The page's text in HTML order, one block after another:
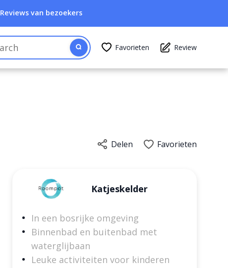
Reviews van bezoekers
Favorieten Review
Delen Favorieten
Katjeskelder
In een bosrijke omgeving
Binnenbad en buitenbad met
waterglijbaan
Leuke activiteiten voor kinderen